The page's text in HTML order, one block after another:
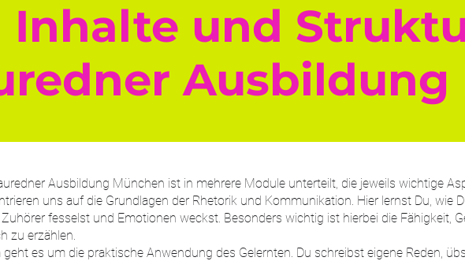
Inhalte und
Ausbildung
Ausbildung München ist in mehrere Module unterteilt, die jeweils wichtige
uns auf die Grundlagen der Rhetorik und Kommunikation. Hier lernst Du, wie
Zuhörer fesselst und Emotionen weckst. Besonders wichtig ist hierbei die Fähigkeit,
zu erzählen.
es um die praktische Anwendung des Gelernten. Du schreibst eigene Reden,